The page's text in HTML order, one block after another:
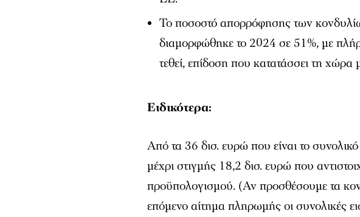
Το ποσοστό απορρόφησης των
διαμορφώθηκε το 2024 σε 51%, με
τεθεί, επίδοση που κατατάσσει τη
Ειδικότερα:
Από τα 36 δισ. ευρώ που είναι το
μέχρι στιγμής 18,2 δισ. ευρώ που
προϋπολογισμού. (Αν προσθέσουμε τα
επόμενο αίτημα πληρωμής οι συνολικές